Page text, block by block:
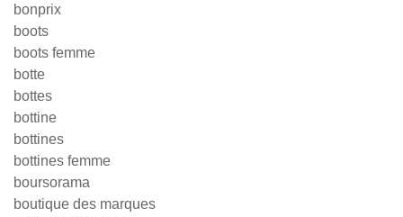
bonprix
boots
boots femme
botte
bottes
bottine
bottines
bottines femme
boursorama
boutique des marques